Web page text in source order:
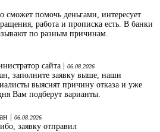
сможет помочь деньгами, интересует
работа и прописка есть. В банки
по разным причинам.
сайта |
06.08.2026
заполните заявку выше, наши
выяснят причину отказа и уже
Вам подберут варианты.
| 06.08.2026
заявку отправил